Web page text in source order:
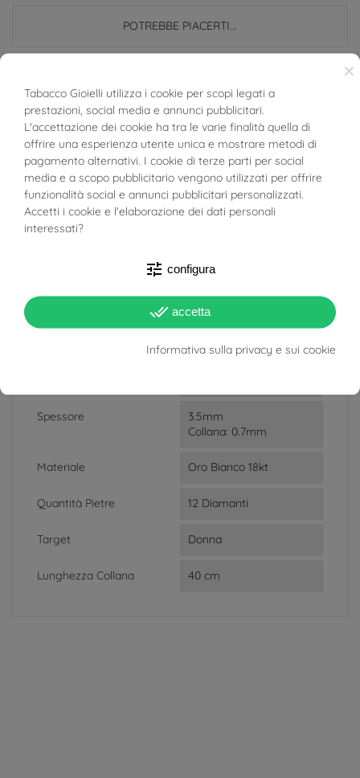
POTREBBE PIACERTI...
In magazzino
1 Articolo
SCHEDA TECNICA
Peso 2.35g
Totale Carati Diamanti: 0.248ct
F
VS2
1.2cm
Spessore
3.5mm
Collana: 0.7mm
Materiale Oro Bianco 18kt
Quantità Pietre 12 Diamanti
Target Donna
Lunghezza Collana 40 cm
×
Tabacco Gioielli utilizza i cookie per scopi legati a
prestazioni, social media e annunci pubblicitari.
L'accettazione dei cookie ha tra le varie finalità quella di
offrire una esperienza utente unica e mostrare metodi di
pagamento alternativi. I cookie di terze parti per social
media e a scopo pubblicitario vengono utilizzati per offrire
funzionalità social e annunci pubblicitari personalizzati.
Accetti i cookie e l'elaborazione dei dati personali
interessati?
tune configura
done_all accetta
Informativa sulla privacy e sui cookie